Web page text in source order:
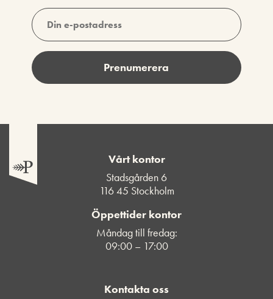
Vårt kontor
Stadsgården 6
116 45 Stockholm
Öppettider kontor
Måndag till fredag:
09:00 – 17:00
Kontakta oss